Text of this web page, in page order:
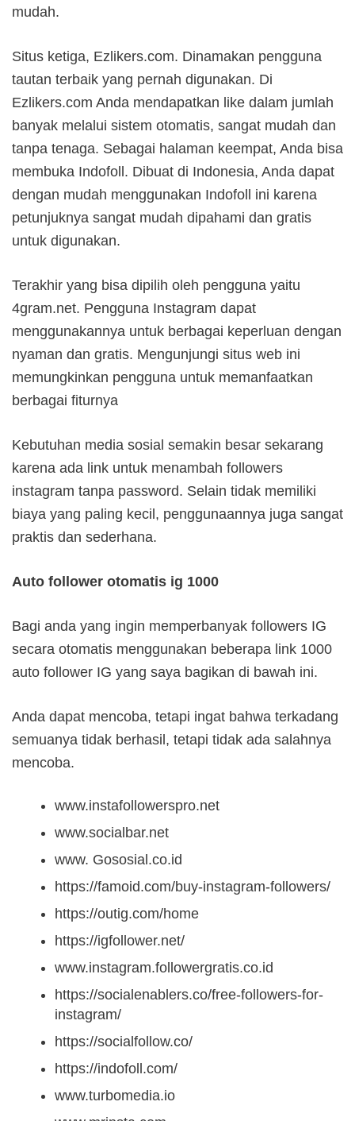
mudah.
Situs ketiga, Ezlikers.com. Dinamakan pengguna
tautan terbaik yang pernah digunakan. Di
Ezlikers.com Anda mendapatkan like dalam jumlah
banyak melalui sistem otomatis, sangat mudah dan
tanpa tenaga. Sebagai halaman keempat, Anda bisa
membuka Indofoll. Dibuat di Indonesia, Anda dapat
dengan mudah menggunakan Indofoll ini karena
petunjuknya sangat mudah dipahami dan gratis
untuk digunakan.
Terakhir yang bisa dipilih oleh pengguna yaitu
4gram.net. Pengguna Instagram dapat
menggunakannya untuk berbagai keperluan dengan
nyaman dan gratis. Mengunjungi situs web ini
memungkinkan pengguna untuk memanfaatkan
berbagai fiturnya
Kebutuhan media sosial semakin besar sekarang
karena ada link untuk menambah followers
instagram tanpa password. Selain tidak memiliki
biaya yang paling kecil, penggunaannya juga sangat
praktis dan sederhana.
Auto follower otomatis ig 1000
Bagi anda yang ingin memperbanyak followers IG
secara otomatis menggunakan beberapa link 1000
auto follower IG yang saya bagikan di bawah ini.
Anda dapat mencoba, tetapi ingat bahwa terkadang
semuanya tidak berhasil, tetapi tidak ada salahnya
mencoba.
www.instafollowerspro.net
www.socialbar.net
www. Gososial.co.id
https://famoid.com/buy-instagram-followers/
https://outig.com/home
https://igfollower.net/
www.instagram.followergratis.co.id
https://socialenablers.co/free-followers-for-
instagram/
https://socialfollow.co/
https://indofoll.com/
www.turbomedia.io